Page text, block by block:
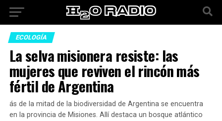
ECOLOGÍA
La selva misionera resiste: las
mujeres que reviven el rincón más
fértil de Argentina
ás de la mitad de la biodiversidad de Argentina se encuentra
en la provincia de Misiones. Allí destaca un bosque atlántico